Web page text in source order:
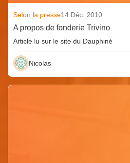
Selon la presse14 Déc. 2010
A propos de fonderie Trivino
Article lu sur le site du Dauphiné
Nicolas